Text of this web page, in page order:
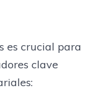
es crucial para
clave